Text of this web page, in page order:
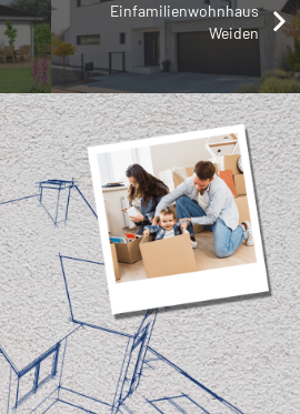
Einfamilienwohnhaus
Weiden